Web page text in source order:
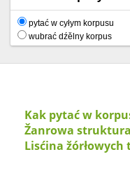
pytać w cyłym korpusu
wubrać dźělny korpus
Kak pytać w
Žanrowa
Lisćina žórłowych